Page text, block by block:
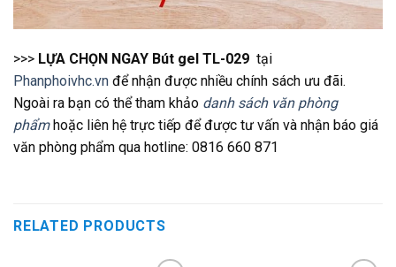
>>> LỰA CHỌN NGAY Bút gel TL-029 tại
Phanphoivhc.vn để nhận được nhiều chính sách ưu đãi.
Ngoài ra bạn có thể tham khảo danh sách văn phòng
phẩm hoặc liên hệ trực tiếp để được tư vấn và nhận báo giá
văn phòng phẩm qua hotline: 0816 660 871
RELATED PRODUCTS